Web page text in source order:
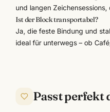
und langen
Ist der Block transportabel?
Ja, die feste Bindung und
ideal für unterwegs – ob
Passt perfekt